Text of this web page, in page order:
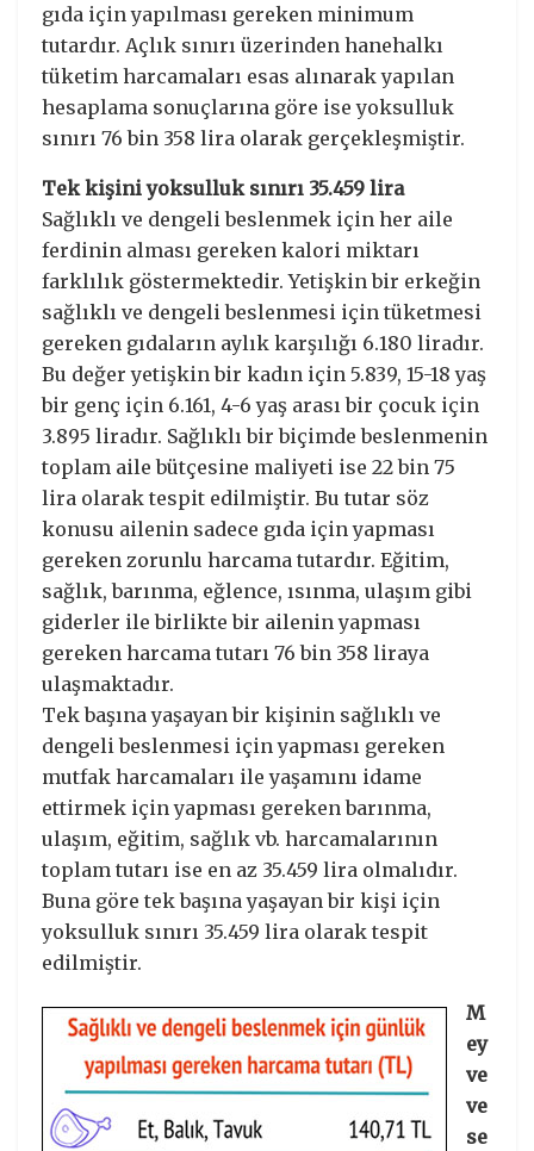
gıda için yapılması gereken minimum
tutardır. Açlık sınırı üzerinden hanehalkı
tüketim harcamaları esas alınarak yapılan
hesaplama sonuçlarına göre ise yoksulluk
sınırı 76 bin 358 lira olarak gerçekleşmiştir.
Tek kişini yoksulluk sınırı 35.459 lira
Sağlıklı ve dengeli beslenmek için her aile
ferdinin alması gereken kalori miktarı
farklılık göstermektedir. Yetişkin bir erkeğin
sağlıklı ve dengeli beslenmesi için tüketmesi
gereken gıdaların aylık karşılığı 6.180 liradır.
Bu değer yetişkin bir kadın için 5.839, 15-18 yaş
bir genç için 6.161, 4-6 yaş arası bir çocuk için
3.895 liradır. Sağlıklı bir biçimde beslenmenin
toplam aile bütçesine maliyeti ise 22 bin 75
lira olarak tespit edilmiştir. Bu tutar söz
konusu ailenin sadece gıda için yapması
gereken zorunlu harcama tutardır. Eğitim,
sağlık, barınma, eğlence, ısınma, ulaşım gibi
giderler ile birlikte bir ailenin yapması
gereken harcama tutarı 76 bin 358 liraya
ulaşmaktadır.
Tek başına yaşayan bir kişinin sağlıklı ve
dengeli beslenmesi için yapması gereken
mutfak harcamaları ile yaşamını idame
ettirmek için yapması gereken barınma,
ulaşım, eğitim, sağlık vb. harcamalarının
toplam tutarı ise en az 35.459 lira olmalıdır.
Buna göre tek başına yaşayan bir kişi için
yoksulluk sınırı 35.459 lira olarak tespit
edilmiştir.
M
ey
ve
ve
se